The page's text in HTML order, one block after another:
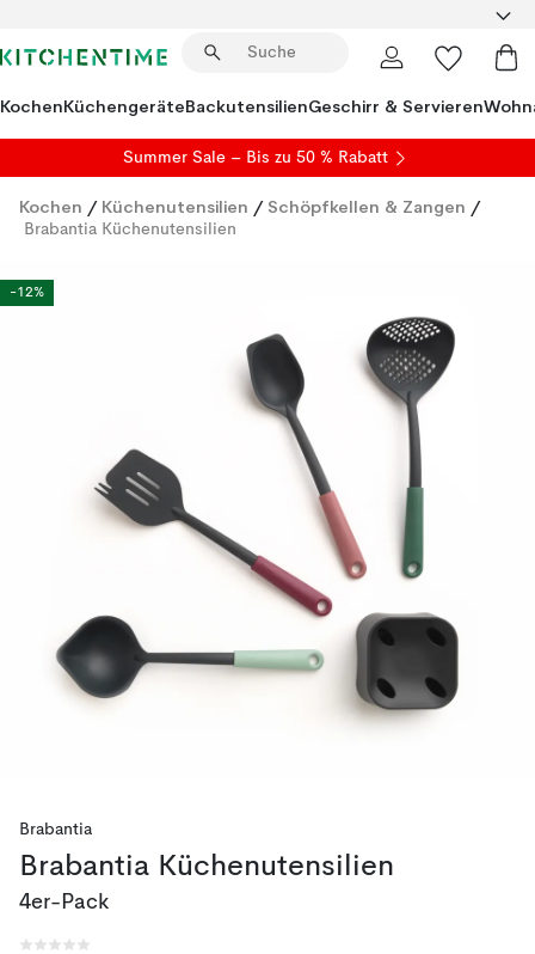
KochenKüchengeräteBackutensilienGeschirr & Servieren
Summer Sale – Bis zu 50 % Rabatt
Kochen / Küchenutensilien / Schöpfkellen & Zangen /
Brabantia Küchenutensilien
-12%
Brabantia
Brabantia Küchenutensilien
4er-Pack